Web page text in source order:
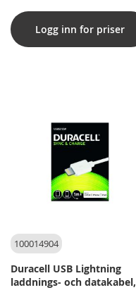
Logg inn for priser
100014904
Duracell USB Lightning
laddnings- och datakabel,